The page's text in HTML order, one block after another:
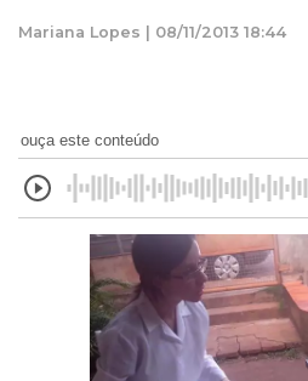
Mariana Lopes | 08/11/2013 18:44
ouça este conteúdo